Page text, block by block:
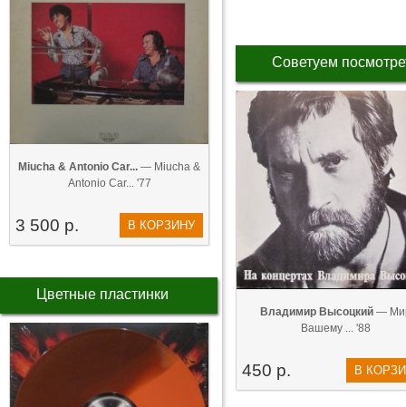
Miucha & Antonio Car... — Miucha &
Antonio Car... '77
3 500 р. В КОРЗИНУ
Цветные пластинки
Советуем
Владимир Высоцкий —
Вашему ... '88
450 р. В